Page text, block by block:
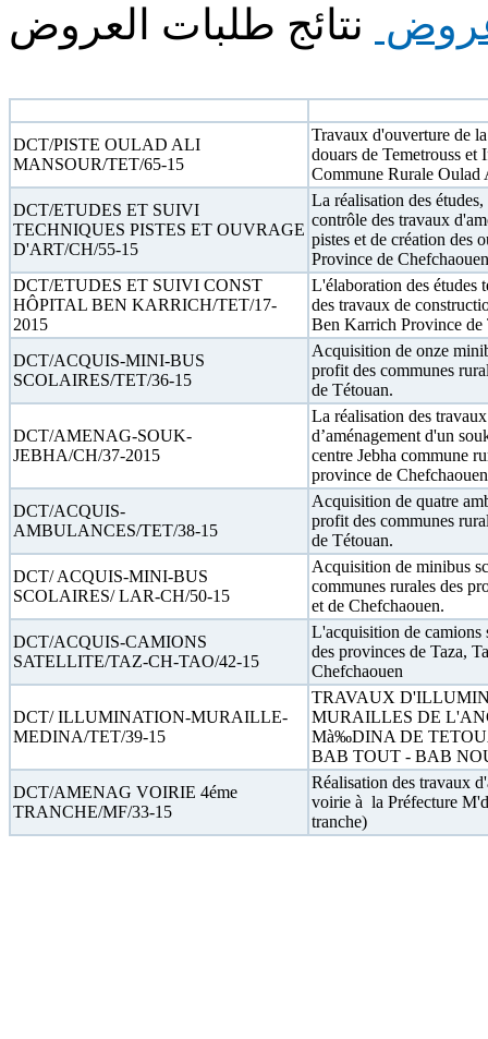
نتائج طلبات العروض
DCT/PISTE OULAD ALI
MANSOUR/TET/65-15
Travaux d'ouverture de
douars de Temetrouss et
Commune Rurale Oulad
DCT/ETUDES ET SUIVI
TECHNIQUES PISTES ET OUVRAGE
D'ART/CH/55-15
La réalisation des
contrôle des travaux
pistes et de création des
Province de Chefchaouen
DCT/ETUDES ET SUIVI CONST
HÔPITAL BEN KARRICH/TET/17-
2015
L'élaboration des études
des travaux de
Ben Karrich Province de
DCT/ACQUIS-MINI-BUS
SCOLAIRES/TET/36-15
Acquisition de onze
profit des communes
de Tétouan.
DCT/AMENAG-SOUK-
JEBHA/CH/37-2015
La réalisation des
d’aménagement d'un
centre Jebha commune
province de
DCT/ACQUIS-
AMBULANCES/TET/38-15
Acquisition de quatre
profit des communes
de Tétouan.
DCT/ ACQUIS-MINI-BUS
SCOLAIRES/ LAR-CH/50-15
Acquisition de minibus
communes rurales des
et de Chefchaouen.
DCT/ACQUIS-CAMIONS
SATELLITE/TAZ-CH-TAO/42-15
L'acquisition de camions
des provinces de Taza,
Chefchaouen
DCT/ ILLUMINATION-MURAILLE-
MEDINA/TET/39-15
TRAVAUX
MURAILLES DE
Mà‰DINA DE
BAB TOUT - BAB
DCT/AMENAG VOIRIE 4éme
TRANCHE/MF/33-15
Réalisation des travaux
voirie à la Préfecture
tranche)